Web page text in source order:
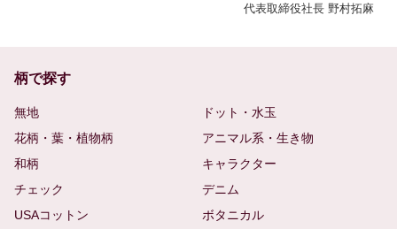
代表取締役社長 野村拓麻
柄で探す
無地
ドット・水玉
花柄・葉・植物柄
アニマル系・生き物
和柄
キャラクター
チェック
デニム
USAコットン
ボタニカル